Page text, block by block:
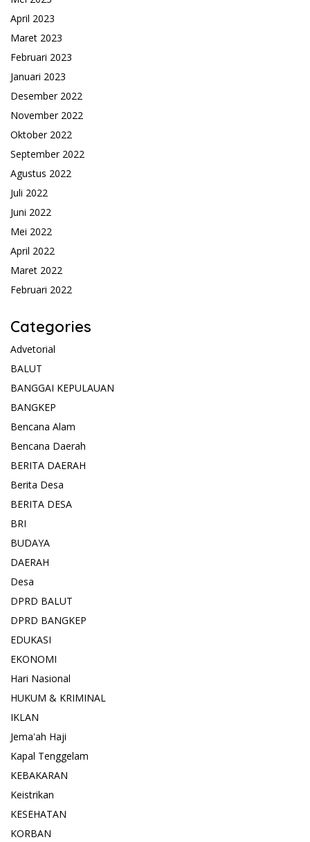
April 2023
Maret 2023
Februari 2023
Januari 2023
Desember 2022
November 2022
Oktober 2022
September 2022
Agustus 2022
Juli 2022
Juni 2022
Mei 2022
April 2022
Maret 2022
Februari 2022
Categories
Advetorial
BALUT
BANGGAI KEPULAUAN
BANGKEP
Bencana Alam
Bencana Daerah
BERITA DAERAH
Berita Desa
BERITA DESA
BRI
BUDAYA
DAERAH
Desa
DPRD BALUT
DPRD BANGKEP
EDUKASI
EKONOMI
Hari Nasional
HUKUM & KRIMINAL
IKLAN
Jema'ah Haji
Kapal Tenggelam
KEBAKARAN
Keistrikan
KESEHATAN
KORBAN